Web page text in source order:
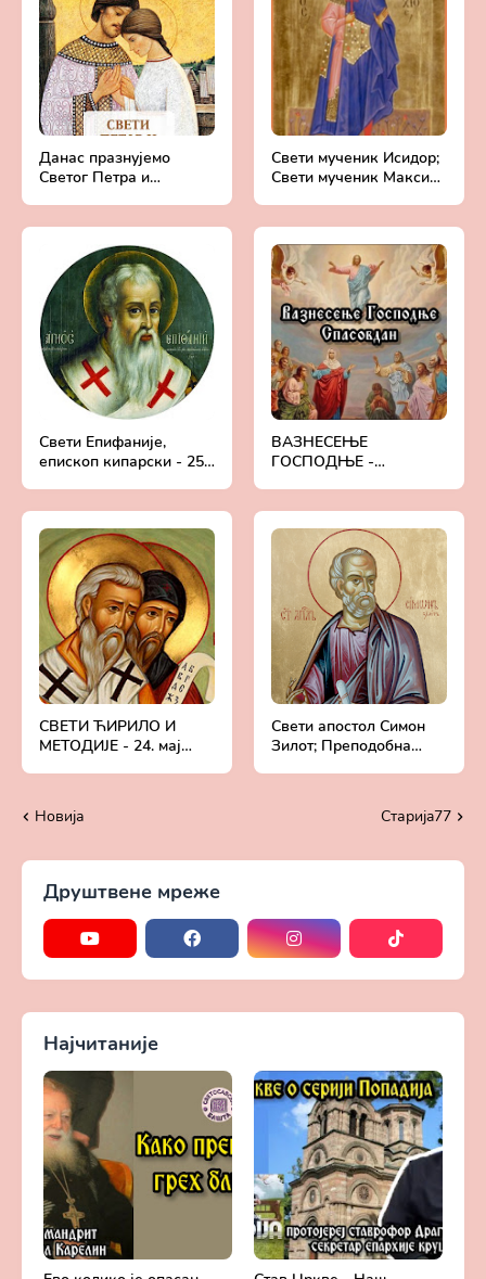
Данас празнујемо
Светог Петра и
Свети мученик Исидор;
Свети мученик Максим
Свети Епифаније,
епископ кипарски - 25.
ВАЗНЕСЕЊЕ
ГОСПОДЊЕ -
СВЕТИ ЋИРИЛО И
МЕТОДИЈЕ - 24. мај
Свети апостол Симон
Зилот; Преподобна
Новија
Старијa77
Друштвене мреже
Најчитаније